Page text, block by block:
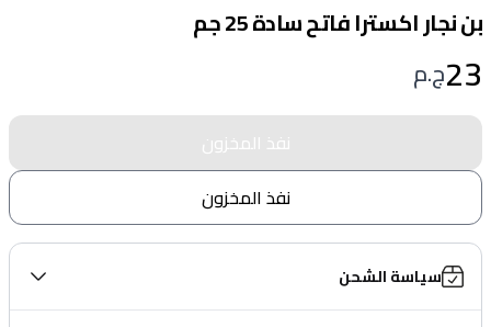
بن نجار اكسترا فاتح سادة 25 جم
23ج.م
نفذ المخزون
نفذ المخزون
سياسة الشحن